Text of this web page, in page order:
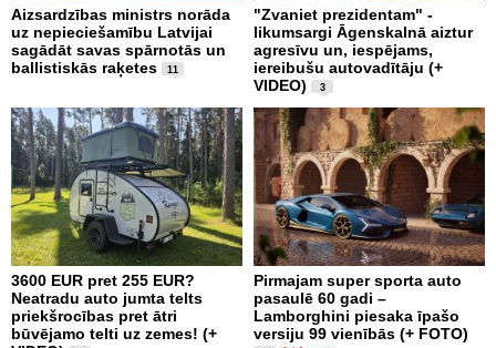
Aizsardzības ministrs norāda
uz nepieciešamību Latvijai
sagādāt savas spārnotās un
ballistiskās raķetes
11
"Zvaniet prezidentam" -
likumsargi Āgenskalnā aiztur
agresīvu un, iespējams,
iereibušu autovadītāju (+
VIDEO)
3
3600 EUR pret 255 EUR?
Neatradu auto jumta telts
priekšrocības pret ātri
būvējamo telti uz zemes! (+
Pirmajam super sporta auto
pasaulē 60 gadi –
Lamborghini piesaka īpašo
versiju 99 vienībās (+ FOTO)